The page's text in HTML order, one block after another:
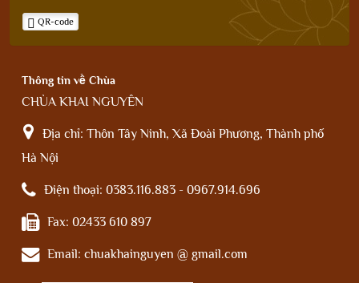
QR-code
Thông tin về Chùa
CHÙA KHAI NGUYÊN
Địa chỉ: Thôn Tây Ninh, Xã Đoài Phương, Thành phố
Hà Nội
Điện thoại: 0383.116.883 - 0967.914.696
Fax: 02433 610 897
Email: chuakhainguyen @ gmail.com